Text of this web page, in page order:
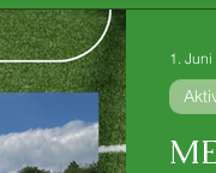
aus
1. Juni